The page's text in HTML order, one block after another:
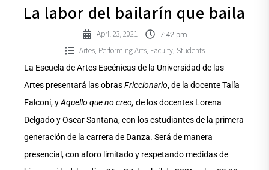
La labor del bailarín que baila
April 23, 2021 7:42 pm
Artes, Performing Arts, Faculty, Students
La Escuela de Artes Escénicas de la Universidad de las
Artes presentará las obrasFriccionario, de la docente Talía
Falconí, yAquello que no creo, de los docentes Lorena
Delgado y Oscar Santana, con los estudiantes de la primera
generación de la carrera de Danza. Será de manera
presencial, con aforo limitado y respetando medidas de